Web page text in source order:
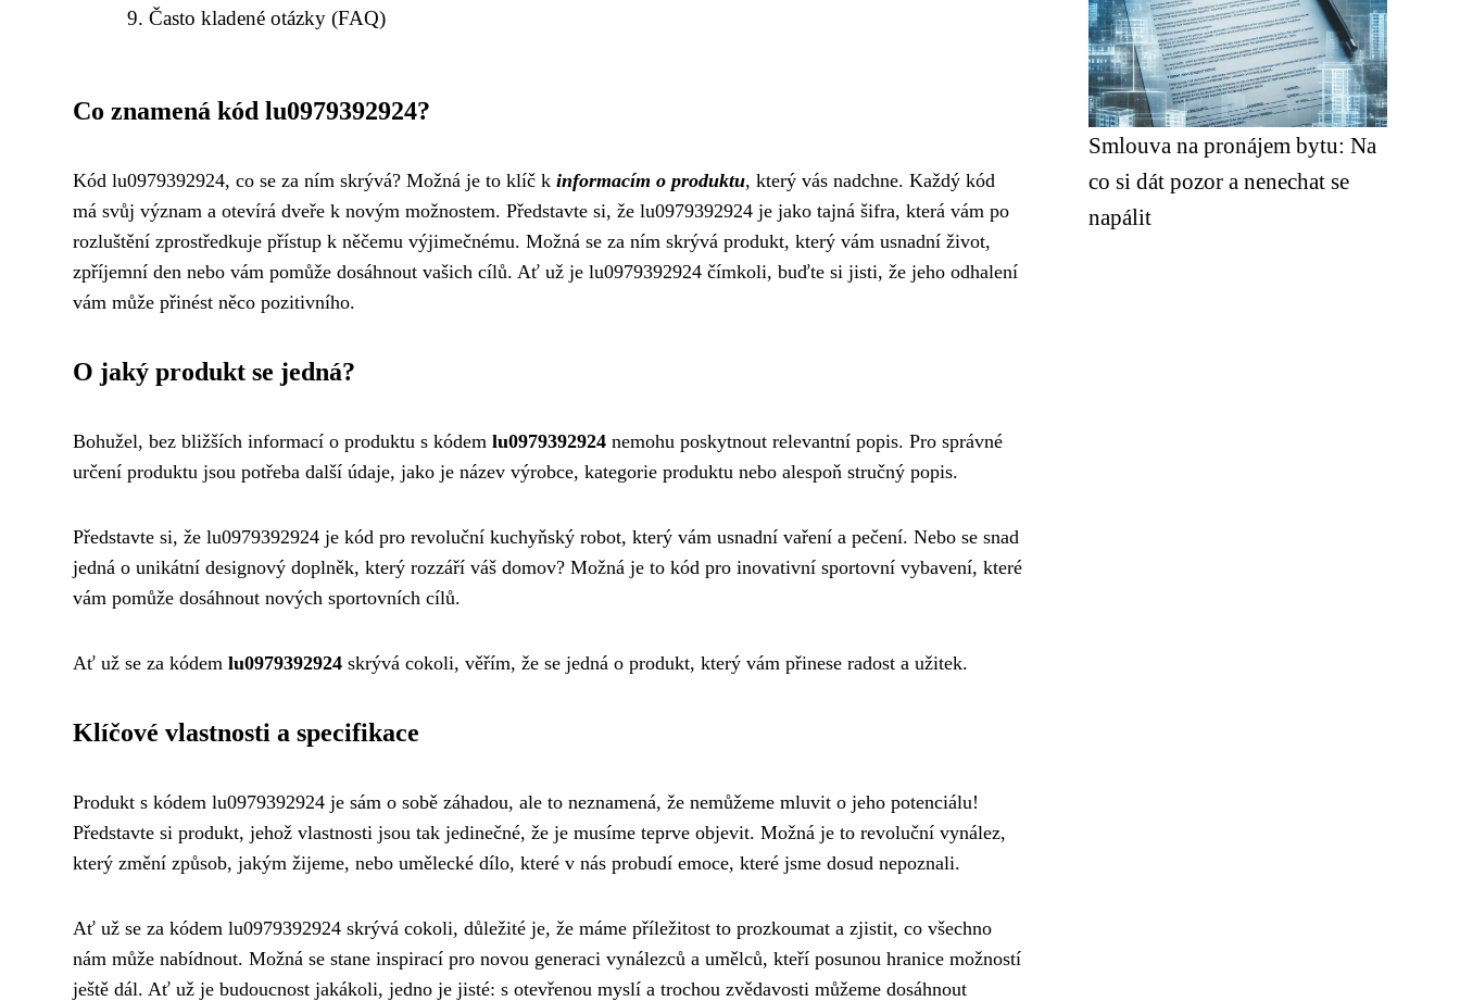
Často kladené otázky (FAQ)
Co znamená kód lu0979392924?
Kód lu0979392924, co se za ním skrývá? Možná je to klíč k informacím o produktu, který vás nadchne. Každý kód
má svůj význam a otevírá dveře k novým možnostem. Představte si, že lu0979392924 je jako tajná šifra, která vám po
rozluštění zprostředkuje přístup k něčemu výjimečnému. Možná se za ním skrývá produkt, který vám usnadní život,
zpříjemní den nebo vám pomůže dosáhnout vašich cílů. Ať už je lu0979392924 čímkoli, buďte si jisti, že jeho odhalení
vám může přinést něco pozitivního.
O jaký produkt se jedná?
Bohužel, bez bližších informací o produktu s kódem lu0979392924 nemohu poskytnout relevantní popis. Pro správné
určení produktu jsou potřeba další údaje, jako je název výrobce, kategorie produktu nebo alespoň stručný popis.
Představte si, že lu0979392924 je kód pro revoluční kuchyňský robot, který vám usnadní vaření a pečení. Nebo se snad
jedná o unikátní designový doplněk, který rozzáří váš domov? Možná je to kód pro inovativní sportovní vybavení, které
vám pomůže dosáhnout nových sportovních cílů.
Ať už se za kódem lu0979392924 skrývá cokoli, věřím, že se jedná o produkt, který vám přinese radost a užitek.
Klíčové vlastnosti a specifikace
Produkt s kódem lu0979392924 je sám o sobě záhadou, ale to neznamená, že nemůžeme mluvit o jeho potenciálu!
Představte si produkt, jehož vlastnosti jsou tak jedinečné, že je musíme teprve objevit. Možná je to revoluční vynález,
který změní způsob, jakým žijeme, nebo umělecké dílo, které v nás probudí emoce, které jsme dosud nepoznali.
Ať už se za kódem lu0979392924 skrývá cokoli, důležité je, že máme příležitost to prozkoumat a zjistit, co všechno
nám může nabídnout. Možná se stane inspirací pro novou generaci vynálezců a umělců, kteří posunou hranice možností
ještě dál. Ať už je budoucnost jakákoli, jedno je jisté: s otevřenou myslí a trochou zvědavosti můžeme dosáhnout
Smlouva na pronájem bytu: Na
co si dát pozor a nenechat se
napálit